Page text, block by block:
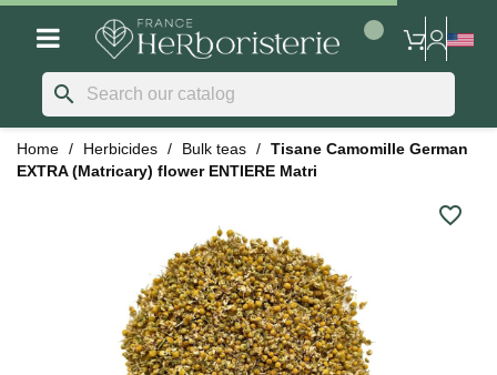
search
Home Herbicides Bulk teas
Tisane Camomille German
EXTRA (Matricary) flower ENTIERE Matri
favorite_border